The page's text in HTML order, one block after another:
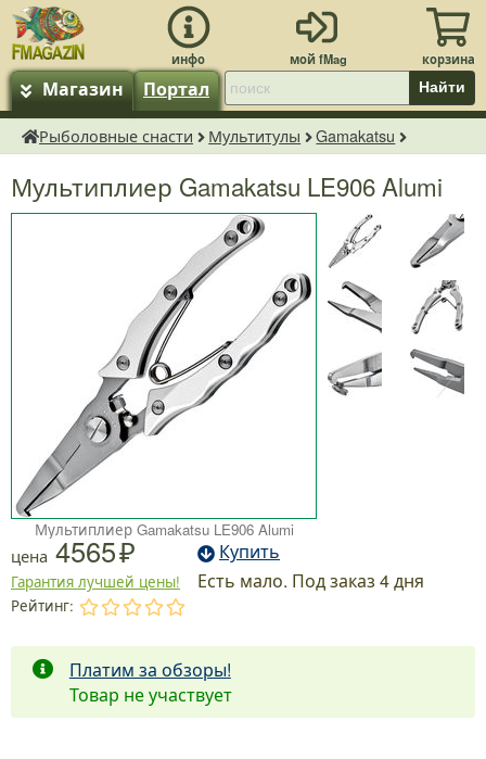
Магазин Портал Найти
fMagazin.ru
Рыболовные снасти Мультитулы Gamakatsu
Мультиплиер Gamakatsu LE906 Alumi
Мультиплиер Gamakatsu LE906 Alumi
цена 4565
Гарантия лучшей цены!
Купить
Есть мало. Под заказ 4 дня
Рейтинг:
Платим за обзоры!
Товар не участвует